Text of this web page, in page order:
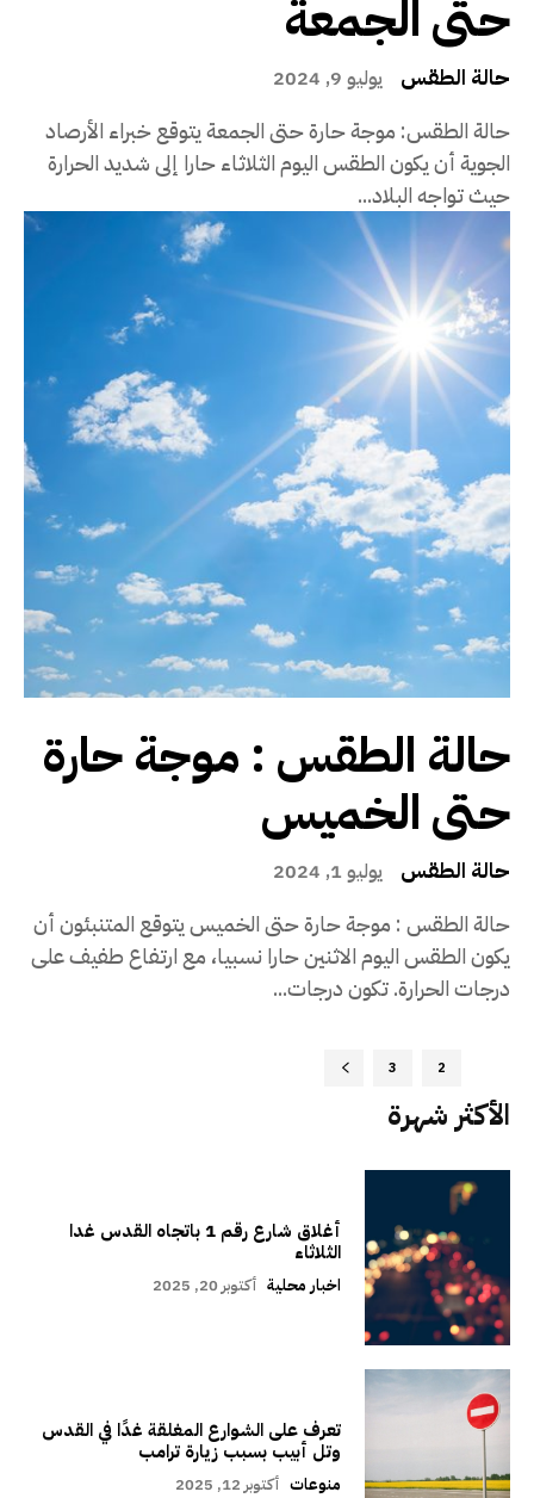
حتى الجمعة
حالة الطقس يوليو 9, 2024
حالة الطقس: موجة حارة حتى الجمعة يتوقع خبراء الأرصاد
الجوية أن يكون الطقس اليوم الثلاثاء حارا إلى شديد الحرارة
حيث تواجه البلاد...
حالة الطقس : موجة حارة
حتى الخميس
حالة الطقس يوليو 1, 2024
حالة الطقس : موجة حارة حتى الخميس يتوقع المتنبئون أن
يكون الطقس اليوم الاثنين حارا نسبيا، مع ارتفاع طفيف على
درجات الحرارة. تكون درجات...
2
3
الأكثر شهرة
أغلاق شارع رقم 1 باتجاه القدس غدا
الثلاثاء
اخبار محلية أكتوبر 20, 2025
تعرف على الشوارع المغلقة غدًا في القدس
وتل أبيب بسبب زيارة ترامب
منوعات أكتوبر 12, 2025